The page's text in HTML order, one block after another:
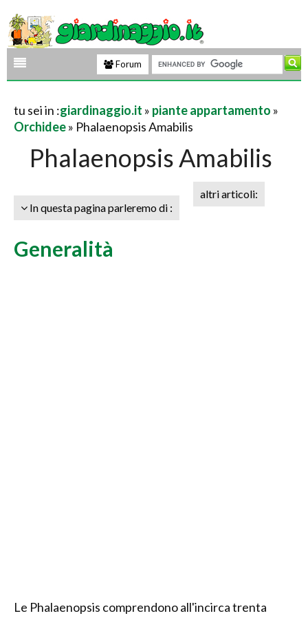
Forum
tu sei in :giardinaggio.it » piante appartamento »
Orchidee» Phalaenopsis Amabilis
Phalaenopsis Amabilis
In questa pagina parleremo di :
altri articoli:
Generalità
Le Phalaenopsis comprendono all'incirca trenta